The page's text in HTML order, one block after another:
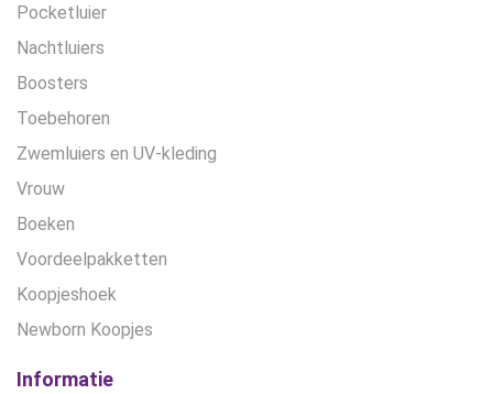
Pocketluier
Nachtluiers
Boosters
Toebehoren
Zwemluiers en UV-kleding
Vrouw
Boeken
Voordeelpakketten
Koopjeshoek
Newborn Koopjes
Informatie